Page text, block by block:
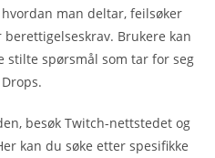
man deltar, feilsøker
Brukere kan
stilte spørsmål som tar for seg
besøk Twitch-nettstedet og
kan du søke etter spesifikke